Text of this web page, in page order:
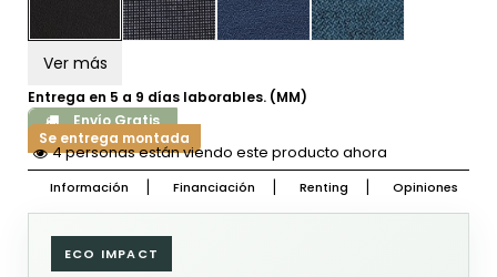
Ver más
Entrega en 5 a 9 días laborables. (MM)
Envío Gratis
Se entrega montada
4 personas están viendo este producto ahora
Información Financiación Renting Opiniones
ECO IMPACT